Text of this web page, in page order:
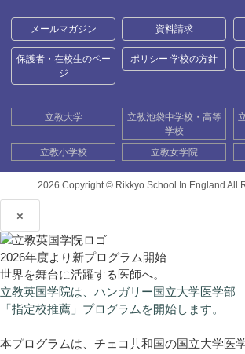
メールマガジン 資料請求
保護者・在校生のペー
ジ
ポリシー 学校の方針
立教大学
立教池袋中学校・高等
学校
立教小学校
立教女学院
2026 Copyright © Rikkyo School In England All
×
2026年度より新プログラム開始
世界を舞台に活躍する医師へ。
立教英国学院は、ハンガリー国立大学医学部
「指定校推薦」プログラムを開始します。
本プログラムは、チェコ共和国の国立大学医